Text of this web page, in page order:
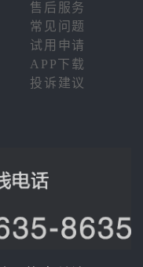
售后服务
常见问题
试用申请
APP下载
投诉建议